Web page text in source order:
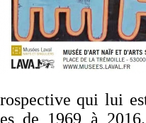
qui lui est
de 1969 à